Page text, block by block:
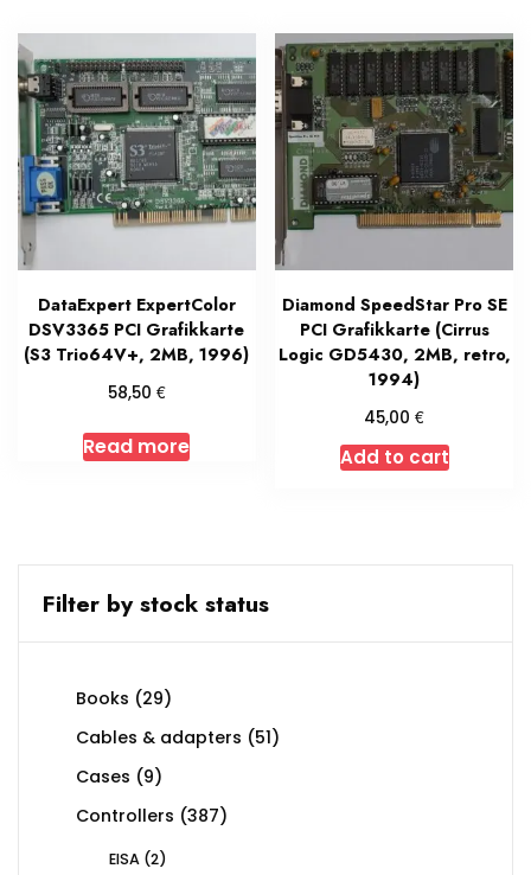
DataExpert ExpertColor
DSV3365 PCI Grafikkarte
(S3 Trio64V+, 2MB, 1996)
58,50 €
Read more
Diamond SpeedStar Pro SE
PCI Grafikkarte (Cirrus
Logic GD5430, 2MB, retro,
1994)
45,00€
Add to cart
Filter by stock status
Books 2929
Cables & adapters 5151
Cases 99
Controllers 387387
EISA 22